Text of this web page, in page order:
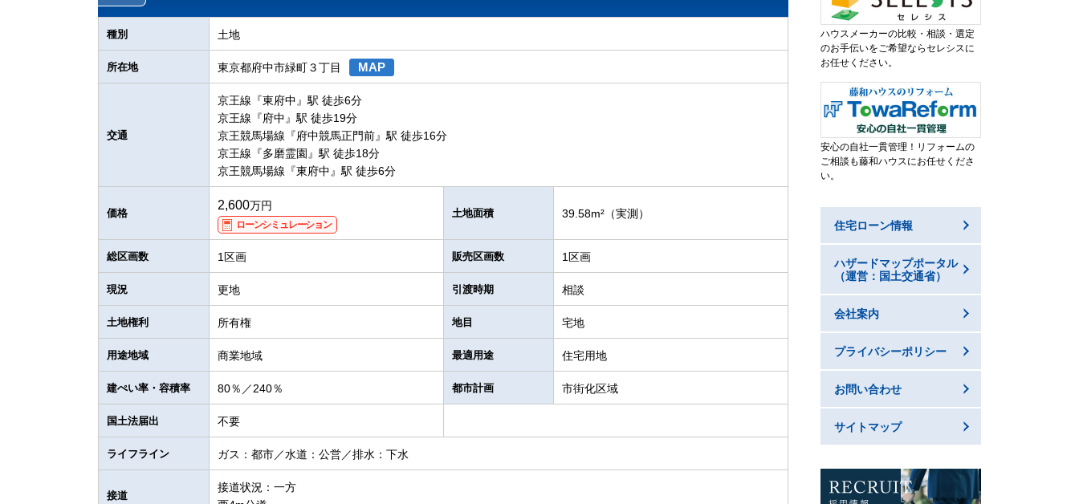
種別 土地
所在地 東京都府中市緑町３丁目 MAP
交通
京王線『東府中』駅 徒歩6分
京王線『府中』駅 徒歩19分
京王競馬場線『府中競馬正門前』駅 徒歩16分
京王線『多磨霊園』駅 徒歩18分
京王競馬場線『東府中』駅 徒歩6分
価格
2,600万円
ローンシミュレーション
土地面積 39.58m²（実測）
総区画数 1区画 販売区画数 1区画
現況 更地 引渡時期 相談
土地権利 所有権 地目 宅地
用途地域 商業地域 最適用途 住宅用地
建ぺい率・容積率 80％／240％ 都市計画 市街化区域
国土法届出 不要
ライフライン ガス：都市／水道：公営／排水：下水
接道
接道状況：一方
ハウスメーカーの比較・相談・選定
のお手伝いをご希望ならセレシスに
お任せください。
安心の自社一貫管理！リフォームの
ご相談も藤和ハウスにお任せくださ
い。
住宅ローン情報
ハザードマップポータル
（運営：国土交通省）
会社案内
プライバシーポリシー
お問い合わせ
サイトマップ